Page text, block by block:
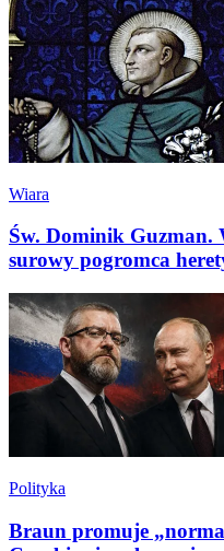
Wiara
Św. Dominik Guzman.
surowy pogromca
Polityka
Braun promuje